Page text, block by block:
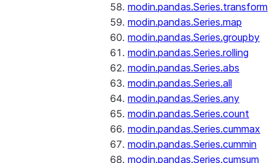
modin.pandas.Series.transform
modin.pandas.Series.map
modin.pandas.Series.groupby
modin.pandas.Series.rolling
modin.pandas.Series.abs
modin.pandas.Series.all
modin.pandas.Series.any
modin.pandas.Series.count
modin.pandas.Series.cummax
modin.pandas.Series.cummin
modin.pandas.Series.cumsum